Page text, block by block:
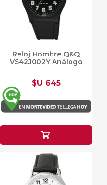
Reloj Hombre Q&Q
VS42J002Y Análogo
$U 645